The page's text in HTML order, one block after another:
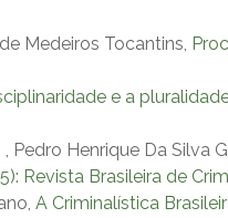
Medeiros Tocantins,
e a
Henrique Da Silva
Revista Brasileira de
A Criminalística